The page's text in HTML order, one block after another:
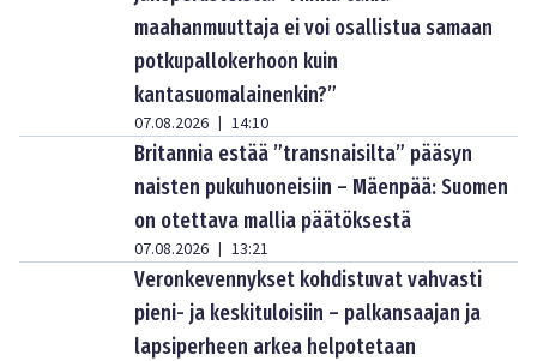
maahanmuuttaja ei voi osallistua samaan
potkupallokerhoon kuin
kantasuomalainenkin?”
07.08.2026 | 14:10
Britannia estää ”transnaisilta” pääsyn
naisten pukuhuoneisiin – Mäenpää: Suomen
on otettava mallia päätöksestä
07.08.2026 | 13:21
Veronkevennykset kohdistuvat vahvasti
pieni- ja keskituloisiin – palkansaajan ja
lapsiperheen arkea helpotetaan